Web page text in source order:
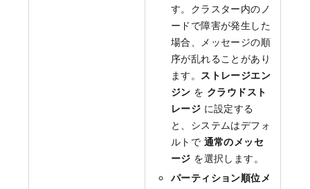
す。クラスター内のノ
ードで障害が発生した
場合、メッセージの順
序が乱れることがあり
ます。 ストレージエン
ジン を クラウドスト
レージ に設定する
と、システムはデフォ
ルトで 通常のメッセ
ージ を選択します。
パーティション順位メ